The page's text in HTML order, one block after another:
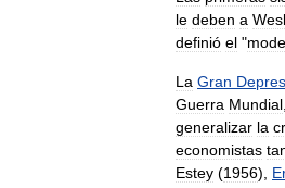
le deben a
definió el "
La Gran
Guerra Mundial
generalizar la
economistas
Estey (1956),